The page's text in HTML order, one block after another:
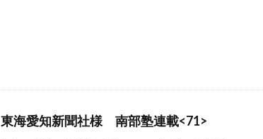
東海愛知新聞社様 南部塾連載<71>